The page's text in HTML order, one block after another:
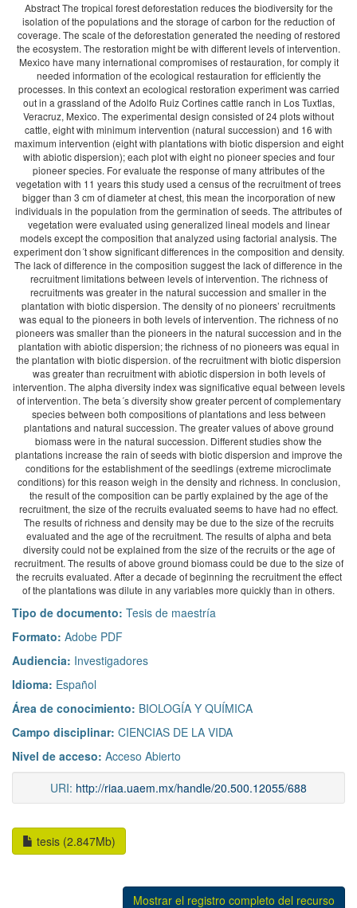
Abstract The tropical forest deforestation reduces the biodiversity for the
isolation of the populations and the storage of carbon for the reduction of
coverage. The scale of the deforestation generated the needing of restored
the ecosystem. The restoration might be with different levels of intervention.
Mexico have many international compromises of restauration, for comply it
needed information of the ecological restauration for efficiently the
processes. In this context an ecological restoration experiment was carried
out in a grassland of the Adolfo Ruiz Cortines cattle ranch in Los Tuxtlas,
Veracruz, Mexico. The experimental design consisted of 24 plots without
cattle, eight with minimum intervention (natural succession) and 16 with
maximum intervention (eight with plantations with biotic dispersion and eight
with abiotic dispersion); each plot with eight no pioneer species and four
pioneer species. For evaluate the response of many attributes of the
vegetation with 11 years this study used a census of the recruitment of trees
bigger than 3 cm of diameter at chest, this mean the incorporation of new
individuals in the population from the germination of seeds. The attributes of
vegetation were evaluated using generalized lineal models and linear
models except the composition that analyzed using factorial analysis. The
experiment don´t show significant differences in the composition and density.
The lack of difference in the composition suggest the lack of difference in the
recruitment limitations between levels of intervention. The richness of
recruitments was greater in the natural succession and smaller in the
plantation with biotic dispersion. The density of no pioneers’ recruitments
was equal to the pioneers in both levels of intervention. The richness of no
pioneers was smaller than the pioneers in the natural succession and in the
plantation with abiotic dispersion; the richness of no pioneers was equal in
the plantation with biotic dispersion. of the recruitment with biotic dispersion
was greater than recruitment with abiotic dispersion in both levels of
intervention. The alpha diversity index was significative equal between levels
of intervention. The beta´s diversity show greater percent of complementary
species between both compositions of plantations and less between
plantations and natural succession. The greater values of above ground
biomass were in the natural succession. Different studies show the
plantations increase the rain of seeds with biotic dispersion and improve the
conditions for the establishment of the seedlings (extreme microclimate
conditions) for this reason weigh in the density and richness. In conclusion,
the result of the composition can be partly explained by the age of the
recruitment, the size of the recruits evaluated seems to have had no effect.
The results of richness and density may be due to the size of the recruits
evaluated and the age of the recruitment. The results of alpha and beta
diversity could not be explained from the size of the recruits or the age of
recruitment. The results of above ground biomass could be due to the size of
the recruits evaluated. After a decade of beginning the recruitment the effect
of the plantations was dilute in any variables more quickly than in others.
Tipo de documento: Tesis de maestría
Formato: Adobe PDF
Audiencia: Investigadores
Idioma: Español
Área de conocimiento: BIOLOGÍA Y QUÍMICA
Campo disciplinar: CIENCIAS DE LA VIDA
Nivel de acceso: Acceso Abierto
URI: http://riaa.uaem.mx/handle/20.500.12055/688
tesis (2.847Mb)
Mostrar el registro completo del recurso